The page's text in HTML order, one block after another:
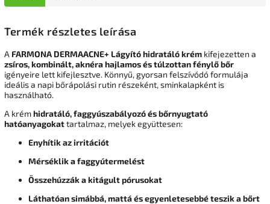
Termék részletes leírása
A FARMONA DERMAACNE+ Lágyító hidratáló krém kifejezetten a
zsíros, kombinált, aknéra hajlamos és túlzottan fénylő bőr
igényeire lett kifejlesztve. Könnyű, gyorsan felszívódó formulája
ideális a napi bőrápolási rutin részeként, sminkalapként is
használható.
A krémhidratáló, faggyúszabályozó és bőrnyugtató
hatóanyagokattartalmaz, melyek együttesen:
Enyhítik az irritációt
Mérséklik a faggyútermelést
Összehúzzák a kitágult pórusokat
Láthatóan simábbá, mattá és egyenletesebbé teszik a bőrt